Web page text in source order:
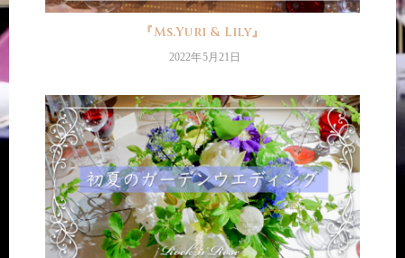
『Ms.Yuri & Lily』
2022年5月21日